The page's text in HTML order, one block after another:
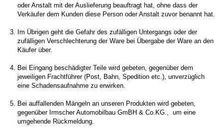
oder Anstalt mit der Auslieferung beauftragt hat, ohne dass der
Verkäufer dem Kunden diese Person oder Anstalt zuvor benannt hat.
Im Übrigen geht die Gefahr des zufälligen Untergangs oder der
zufälligen Verschlechterung der Ware bei Übergabe der Ware an den
Käufer über.
Bei Eingang beschädigter Teile wird gebeten, gegenüber dem
jeweiligen Frachtführer (Post, Bahn, Spedition etc.), unverzüglich
eine Schadensaufnahme zu erwirken.
Bei auffallenden Mängeln an unseren Produkten wird gebeten,
gegenüber Irmscher Automobilbau GmBH & Co.KG., um eine
umgehende Rückmeldung.